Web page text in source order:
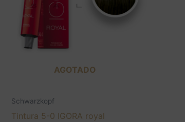
AGOTADO
Schwarzkopf
Tintura 5-0 IGORA royal